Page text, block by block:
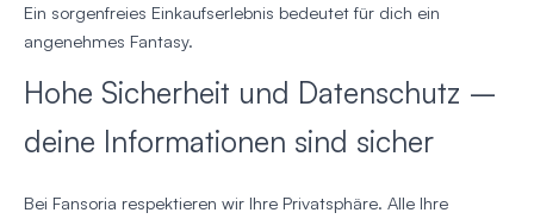
Ein sorgenfreies Einkaufserlebnis bedeutet für dich ein
angenehmes Fantasy.
Hohe Sicherheit und Datenschutz –
deine Informationen sind sicher
Bei Fansoria respektieren wir Ihre Privatsphäre. Alle Ihre